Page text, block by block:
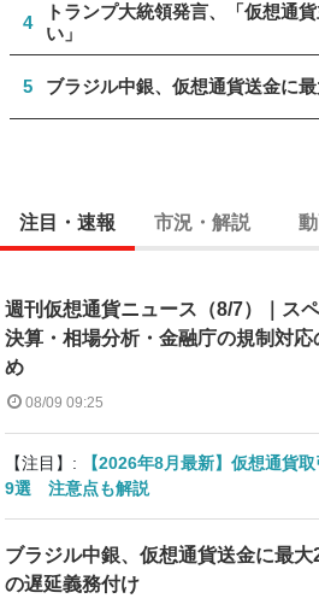
4
トランプ大統領発言、「仮想通
い」
5 ブラジル中銀、仮想通貨送金に
注目・速報 市況・解説
週刊仮想通貨ニュース（8/7）｜ス
決算・相場分析・金融庁の規制対応
め
08/09 09:25
【注目】:
【2026年8月最新】仮想通貨
9選 注意点も解説
ブラジル中銀、仮想通貨送金に最大
の遅延義務付け